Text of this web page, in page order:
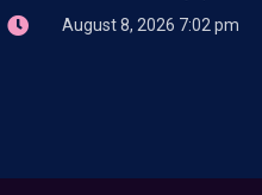
August 8, 2026 7:02 pm